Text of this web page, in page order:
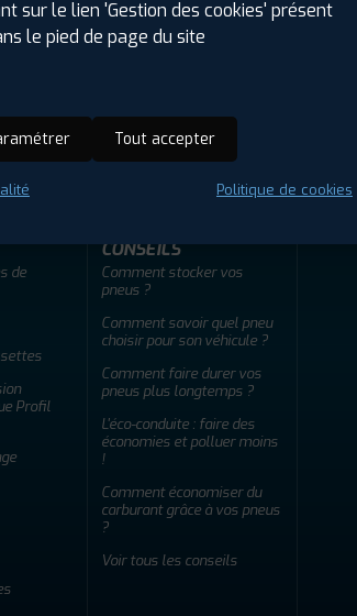
d'emploi FAQ
de
Profil
CONSEILS
Comment stocker vos
pneus ?
Comment savoir quel pneu
choisir pour son véhicule ?
Comment faire durer vos
pneus plus longtemps ?
L'éco-conduite : faire des
économies et polluer moins
!
Comment économiser du
carburant grâce à vos pneus
?
Voir tous les conseils
sur le lien 'Gestion des cookies' présent
le pied de page du site
Tout accepter
Politique de cookies